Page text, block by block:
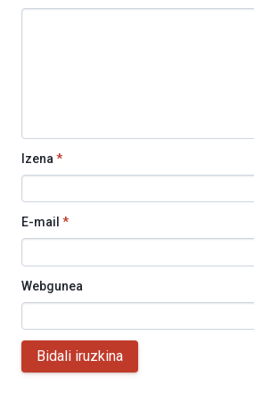
Izena *
E-mail *
Webgunea
Bidali iruzkina